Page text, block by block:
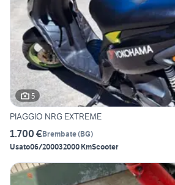
5
PIAGGIO NRG EXTREME
1.700 €Brembate(BG)
Usato06/200032000 KmScooter